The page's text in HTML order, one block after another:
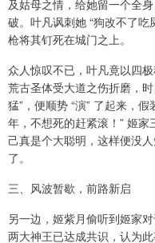
及姑母之情，给她留一个全
破。叶凡讽刺她 “狗改不了
枪将其钉死在城门之上。
众人惊叹不已，叶凡竟以四
荒古圣体受大道之伤折磨，
猛”，便顺势 “演” 了起来，
年，不想死的赶紧滚！” 姬
己真是个大聪明，这样便没
了。
三、风波暂歇，前路新启
另一边，姬紫月偷听到姬家
两大神王已达成共识，认为